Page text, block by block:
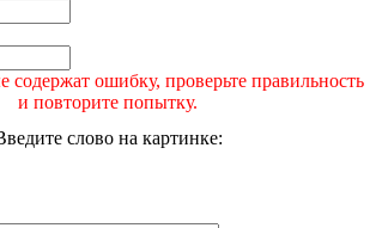
ошибку, проверьте правильность
и повторите попытку.
слово на картинке: